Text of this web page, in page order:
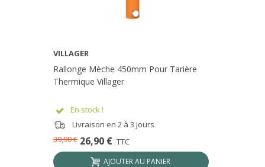
VILLAGER
Rallonge Mèche 450mm Pour Tarière
Thermique Villager
En stock !
Livraison en 2 à 3 jours
26,90 € TTC
39,90 €
AJOUTER AU PANIER